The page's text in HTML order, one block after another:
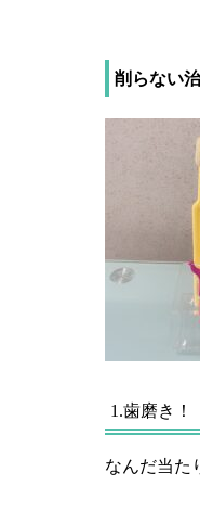
削らない
1.歯磨き！
なんだ当た